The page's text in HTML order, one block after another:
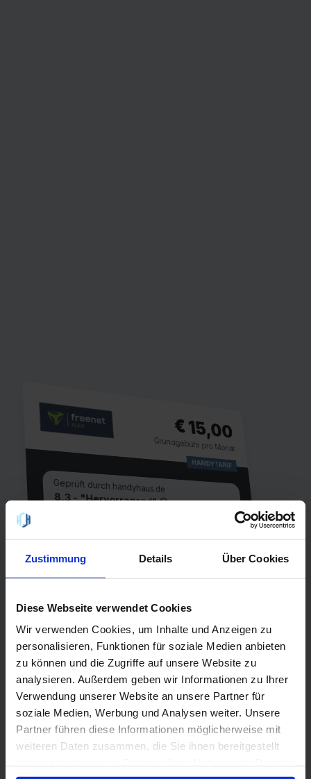
Zustimmung Details Über Cookies
Diese Webseite verwendet Cookies
Wir verwenden Cookies, um Inhalte und Anzeigen zu
personalisieren, Funktionen für soziale Medien anbieten
zu können und die Zugriffe auf unsere Website zu
analysieren. Außerdem geben wir Informationen zu Ihrer
Verwendung unserer Website an unsere Partner für
soziale Medien, Werbung und Analysen weiter. Unsere
Partner führen diese Informationen möglicherweise mit
weiteren Daten zusammen, die Sie ihnen bereitgestellt
€ 15,00
Grundgebühr pro Monat
HANDYTARIF
Geprüft durch handyhaus.de
8,3 - "Hervorragend" 😀
1 Monat
Netz
Vodafone
LTE
QR-Code scannen oder suche
bei Google nachhandyhaus.de